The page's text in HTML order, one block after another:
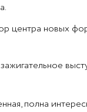
центра новых
полна